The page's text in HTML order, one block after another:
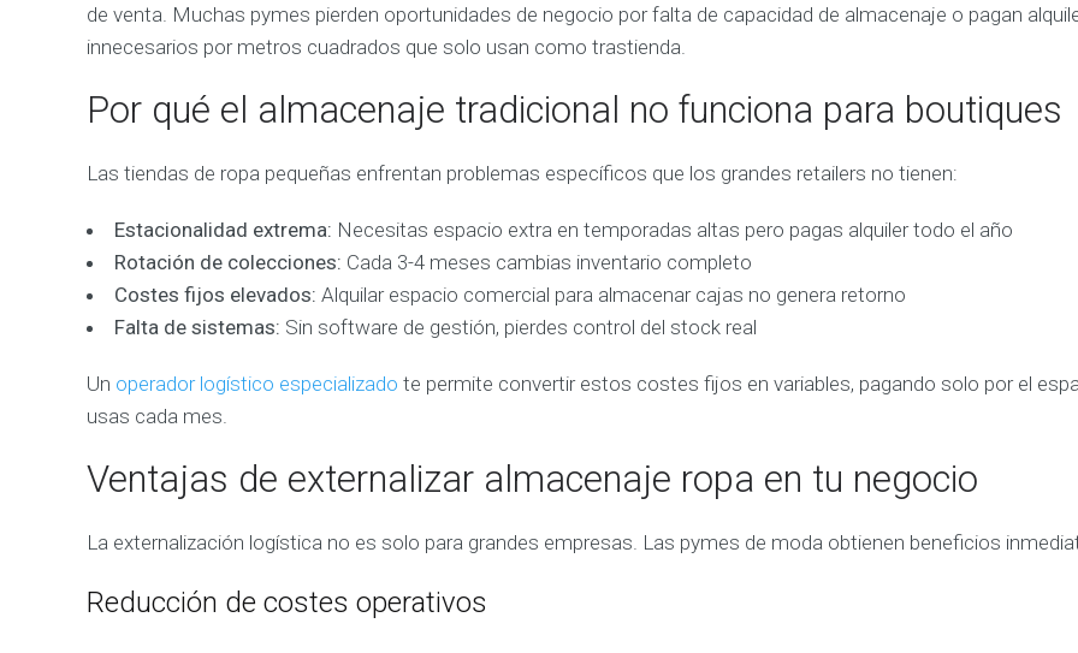
de venta. Muchas pymes pierden oportunidades de negocio por falta de capacidad de almacenaje o pagan
innecesarios por metros cuadrados que solo usan como trastienda.
Por qué el almacenaje tradicional no funciona para boutiques
Las tiendas de ropa pequeñas enfrentan problemas específicos que los grandes retailers no tienen:
Estacionalidad extrema: Necesitas espacio extra en temporadas altas pero pagas alquiler todo el año
Rotación de colecciones: Cada 3-4 meses cambias inventario completo
Costes fijos elevados: Alquilar espacio comercial para almacenar cajas no genera retorno
Falta de sistemas: Sin software de gestión, pierdes control del stock real
Un operador logístico especializado te permite convertir estos costes fijos en variables, pagando solo por el
usas cada mes.
Ventajas de externalizar almacenaje ropa en tu negocio
La externalización logística no es solo para grandes empresas. Las pymes de moda obtienen beneficios
Reducción de costes operativos